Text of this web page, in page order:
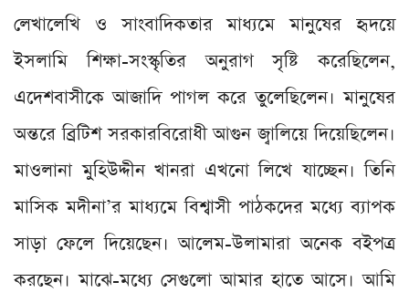
লেখালেখি ও সাংবাদিকতার মাধ্যমে মানুষের হৃদয়ে
ইসলামি শিক্ষা-সংস্কৃতির অনুরাগ সৃষ্টি করেছিলেন,
এদেশবাসীকে আজাদি পাগল করে তুলেছিলেন। মানুষের
অন্তরে ব্রিটিশ সরকারবিরোধী আগুন জ্বালিয়ে দিয়েছিলেন।
মাওলানা মুহিউদ্দীন খানরা এখনো লিখে যাচ্ছেন। তিনি
মাসিক মদীনা’র মাধ্যমে বিশ্বাসী পাঠকদের মধ্যে ব্যাপক
সাড়া ফেলে দিয়েছেন। আলেম-উলামারা অনেক বইপত্র
করছেন। মাঝে-মধ্যে সেগুলো আমার হাতে আসে। আমি